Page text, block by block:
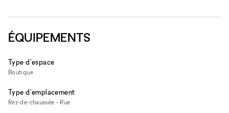
ÉQUIPEMENTS
Type d'espace
Boutique
Type d'emplacement
Rez-de-chaussée - Rue